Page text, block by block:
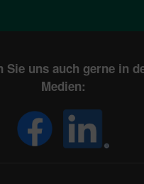
Sie uns auch gerne in
Medien: